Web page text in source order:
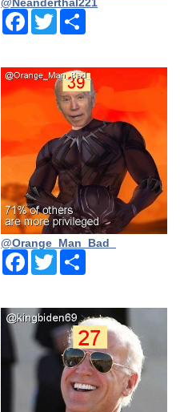
Facebook
TwitterShare
@Orange_Man_Bad_
Facebook
TwitterShare